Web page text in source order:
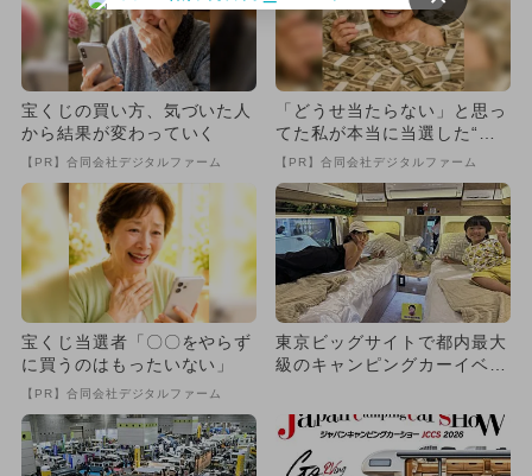
宝くじの買い方、気づいた人
から結果が変わっていく
【PR】合同会社デジタルファーム
「どうせ当たらない」と思っ
てた私が本当に当選した“買
い方”がこれ
【PR】合同会社デジタルファーム
宝くじ当選者「〇〇をやらず
に買うのはもったいない」
【PR】合同会社デジタルファーム
東京ビッグサイトで都内最大
級のキャンピングカーイベン
O...